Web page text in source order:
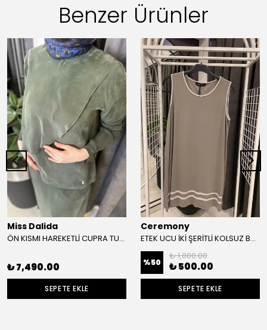
Benzer Ürünler
Miss Dalida
ÖN KISMI HAREKETLİ CUPRA TUNİK
₺ 7,490.00
SEPETE EKLE
Ceremony
ETEK UCU İKİ ŞERİTLİ KOLSUZ BAMBU TUNİK
%50
₺ 1,000.00
₺ 500.00
SEPETE EKLE